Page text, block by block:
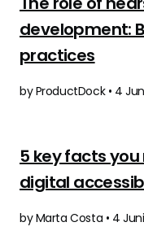
development:
practices
by ProductDock • 4
5 key facts
digital
by Marta Costa • 4